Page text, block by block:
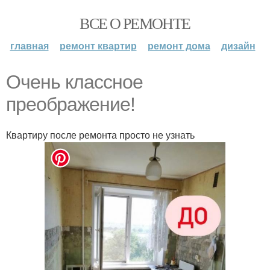
ВСЕ О РЕМОНТЕ
главная ремонт квартир ремонт дома дизайн
Очень классное
преображение!
Квартиру после ремонта просто не узнать